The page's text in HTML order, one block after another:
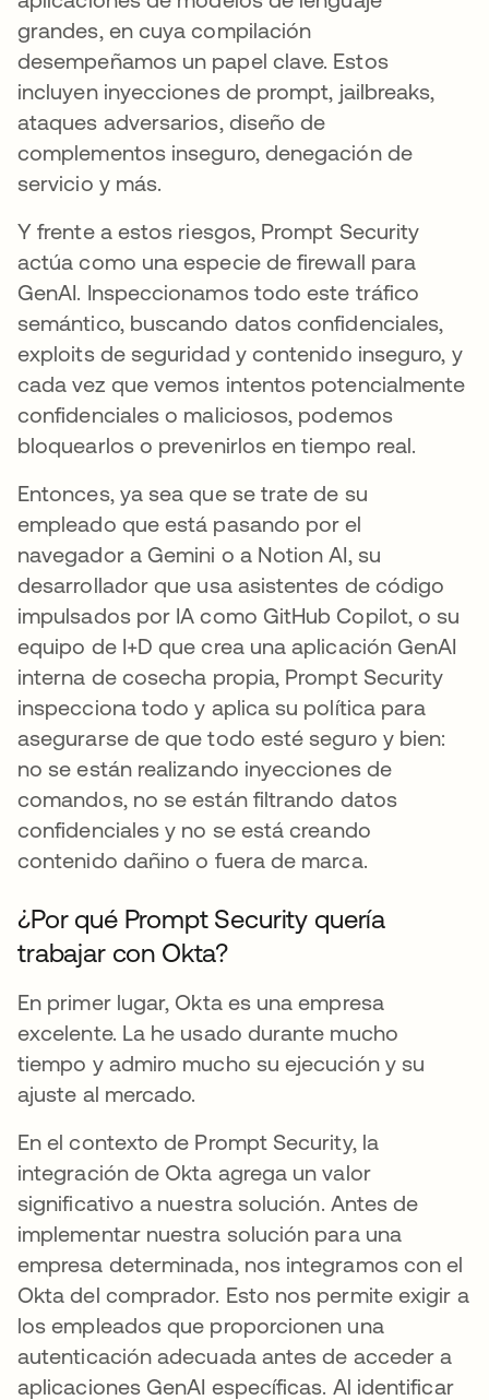
grandes, en cuya compilación
desempeñamos un papel clave. Estos
incluyen inyecciones de prompt, jailbreaks,
ataques adversarios, diseño de
complementos inseguro, denegación de
servicio y más.
Y frente a estos riesgos, Prompt Security
actúa como una especie de firewall para
GenAI. Inspeccionamos todo este tráfico
semántico, buscando datos confidenciales,
exploits de seguridad y contenido inseguro, y
cada vez que vemos intentos potencialmente
confidenciales o maliciosos, podemos
bloquearlos o prevenirlos en tiempo real.
Entonces, ya sea que se trate de su
empleado que está pasando por el
navegador a Gemini o a Notion AI, su
desarrollador que usa asistentes de código
impulsados por IA como GitHub Copilot, o su
equipo de I+D que crea una aplicación GenAI
interna de cosecha propia, Prompt Security
inspecciona todo y aplica su política para
asegurarse de que todo esté seguro y bien:
no se están realizando inyecciones de
comandos, no se están filtrando datos
confidenciales y no se está creando
contenido dañino o fuera de marca.
¿Por qué Prompt Security quería
trabajar con Okta?
En primer lugar, Okta es una empresa
excelente. La he usado durante mucho
tiempo y admiro mucho su ejecución y su
ajuste al mercado.
En el contexto de Prompt Security, la
integración de Okta agrega un valor
significativo a nuestra solución. Antes de
implementar nuestra solución para una
empresa determinada, nos integramos con el
Okta del comprador. Esto nos permite exigir a
los empleados que proporcionen una
autenticación adecuada antes de acceder a
aplicaciones GenAI específicas. Al identificar